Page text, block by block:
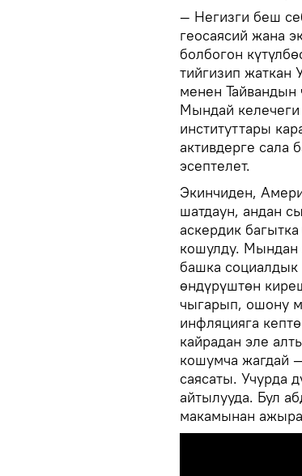
— Негизги беш
геосаясий жана
болбогон
тийгизип жаткан
менен
Мындай
институттары
активдерге сала
эсептелет.
Экинчиден,
шатдаун, андан
аскердик
кошулду. Мындан
башка социалдык
өндүрүштөн
чыгарып, ошону
инфляцияга
кайрадан эле
кошумча жагдай
саясаты. Учурда
айтылууда. Бул
макамынан